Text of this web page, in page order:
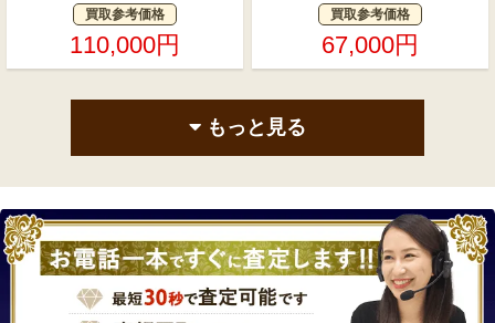
買取参考価格
110,000円
買取参考価格
67,000円
もっと見る